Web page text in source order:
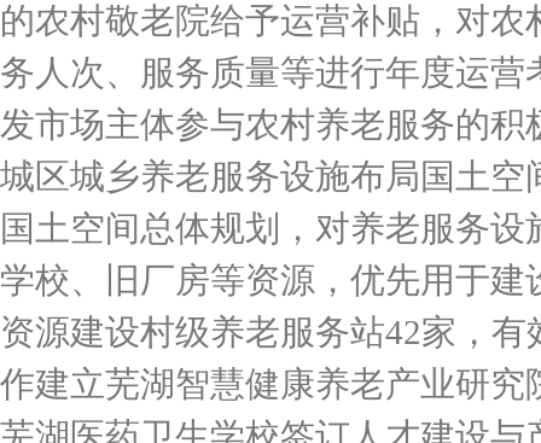
的农村敬老院给予运营补贴，对
务人次、服务质量等进行年度运
发市场主体参与农村养老服务的
城区城乡养老服务设施布局国土
国土空间总体规划，对养老服务
学校、旧厂房等资源，优先用于
资源建设村级养老服务站42家，
作建立芜湖智慧健康养老产业研